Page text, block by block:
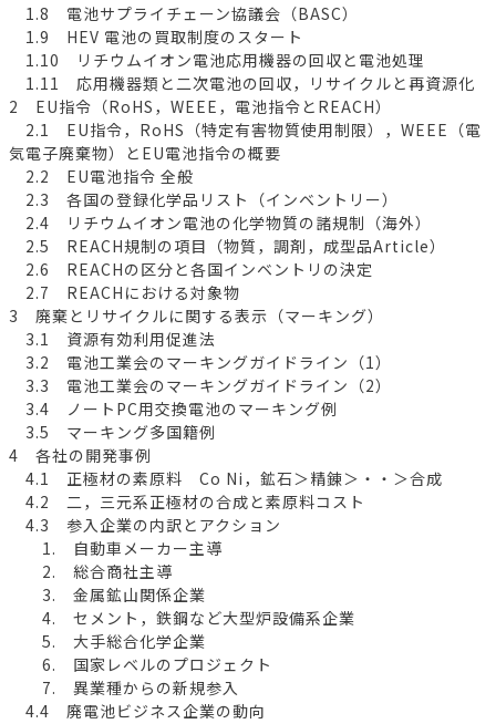
1.8 電池サプライチェーン協議会（BASC）
1.9 HEV 電池の買取制度のスタート
1.10 リチウムイオン電池応用機器の回収と電池処理
1.11 応用機器類と二次電池の回収，リサイクルと再資源化
2 EU指令（RoHS，WEEE，電池指令とREACH）
2.1 EU指令，RoHS（特定有害物質使用制限），WEEE（電
気電子廃棄物）とEU電池指令の概要
2.2 EU電池指令 全般
2.3 各国の登録化学品リスト（インベントリー）
2.4 リチウムイオン電池の化学物質の諸規制（海外）
2.5 REACH規制の項目（物質，調剤，成型品Article）
2.6 REACHの区分と各国インベントリの決定
2.7 REACHにおける対象物
3 廃棄とリサイクルに関する表示（マーキング）
3.1 資源有効利用促進法
3.2 電池工業会のマーキングガイドライン（1）
3.3 電池工業会のマーキングガイドライン（2）
3.4 ノートPC用交換電池のマーキング例
3.5 マーキング多国籍例
4 各社の開発事例
4.1 正極材の素原料 Co Ni，鉱石＞精錬＞・・＞合成
4.2 二，三元系正極材の合成と素原料コスト
4.3 参入企業の内訳とアクション
1. 自動車メーカー主導
2. 総合商社主導
3. 金属鉱山関係企業
4. セメント，鉄鋼など大型炉設備系企業
5. 大手総合化学企業
6. 国家レベルのプロジェクト
7. 異業種からの新規参入
4.4 廃電池ビジネス企業の動向